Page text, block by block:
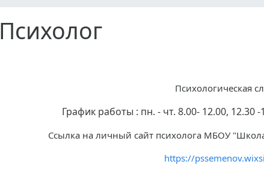
Психолог
Психологическая
График работы : пн. - чт. 8.00- 12.00, 12.30
Ссылка на личный сайт психолога МБОУ
https://